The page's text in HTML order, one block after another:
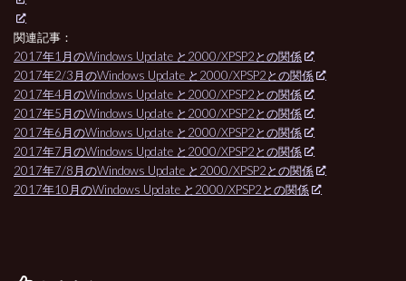
関連記事：
2017年1月のWindows Update と2000/XPSP2との関係
2017年2/3月のWindows Update と2000/XPSP2との関係
2017年4月のWindows Update と2000/XPSP2との関係
2017年5月のWindows Update と2000/XPSP2との関係
2017年6月のWindows Update と2000/XPSP2との関係
2017年7月のWindows Update と2000/XPSP2との関係
2017年7/8月のWindows Update と2000/XPSP2との関係
2017年10月のWindows Update と2000/XPSP2との関係